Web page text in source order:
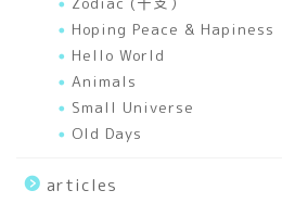
Hoping Peace & Hapiness
Hello World
Animals
Small Universe
Old Days
articles